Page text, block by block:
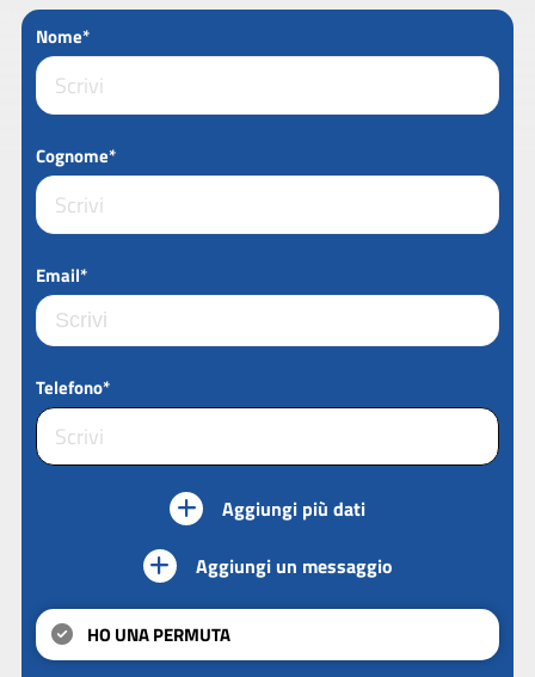
Nome*
Cognome*
Email*
Telefono*
Aggiungi più dati
Aggiungi un messaggio
HO UNA PERMUTA